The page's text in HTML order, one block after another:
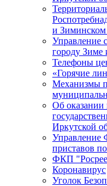
и Зиминском
Управление
городу Зиме
Телефоны
«Горячие
Механизмы
Об оказании
Иркутской
Управление
приставов
ФКП
Коронавирус
Уголок